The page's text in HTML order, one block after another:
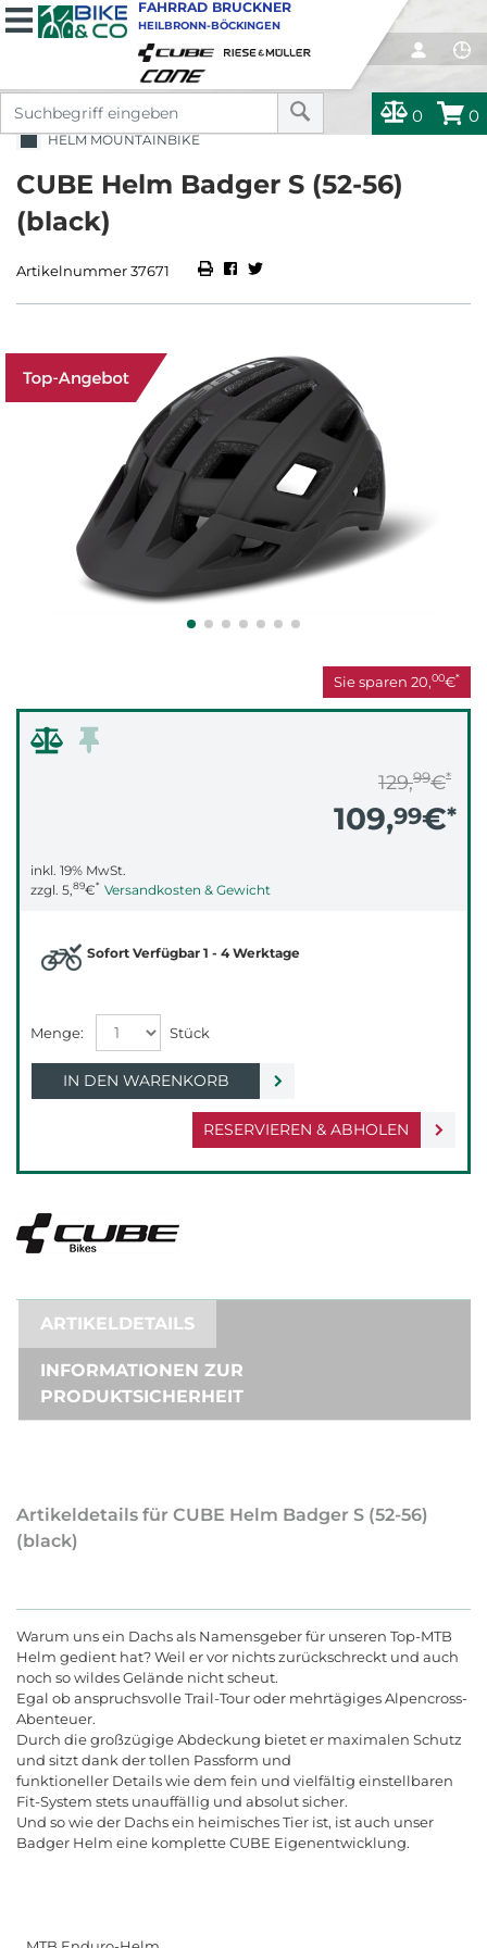
0 0
FAHRRAD BRUCKNER
HEILBRONN-BÖCKINGEN
HELM MOUNTAINBIKE
CUBE Helm Badger S (52-56)
(black)
Artikelnummer 37671
Sie sparen 20,00€*
129,99€*
109,99€*
inkl. 19% MwSt.
zzgl. 5,89€* Versandkosten & Gewicht
RESERVIEREN & ABHOLEN
Sofort Verfügbar 1 - 4 Werktage
IN DEN WARENKORB
ARTIKELDETAILS
INFORMATIONEN ZUR
PRODUKTSICHERHEIT
Artikeldetails für CUBE Helm Badger S (52-56)
(black)
Warum uns ein Dachs als Namensgeber für unseren Top-MTB
Helm gedient hat? Weil er vor nichts zurückschreckt und auch
noch so wildes Gelände nicht scheut.
Egal ob anspruchsvolle Trail-Tour oder mehrtägiges Alpencross-
Abenteuer.
Durch die großzügige Abdeckung bietet er maximalen Schutz
und sitzt dank der tollen Passform und
funktioneller Details wie dem fein und vielfältig einstellbaren
Fit-System stets unauffällig und absolut sicher.
Und so wie der Dachs ein heimisches Tier ist, ist auch unser
Badger Helm eine komplette CUBE Eigenentwicklung.